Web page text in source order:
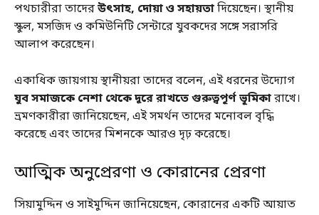
পথচারীরা তাদেরউৎসাহ, দোয়া ও সহায়তাদিয়েছেন। স্থানীয়
স্কুল, মসজিদ ও কমিউনিটি সেন্টারে যুবকদের সঙ্গে সরাসরি
আলাপ করেছেন।
একাধিক জায়গায় স্থানীয়রা তাদের বলেন, এই ধরনের উদ্যোগ
যুব সমাজকে নেশা থেকে দূরে রাখতে গুরুত্বপূর্ণ ভূমিকারাখে।
ভ্রমণকারীরা জানিয়েছেন, এই সমর্থন তাদের মনোবল বৃদ্ধি
করেছে এবং তাদের মিশনকে আরও দৃঢ় করেছে।
আত্মিক অনুপ্রেরণা ও কোরানের প্রেরণা
সিয়ামুদ্দিন ও সাইমুদ্দিন জানিয়েছেন, কোরানের একটি আয়াত